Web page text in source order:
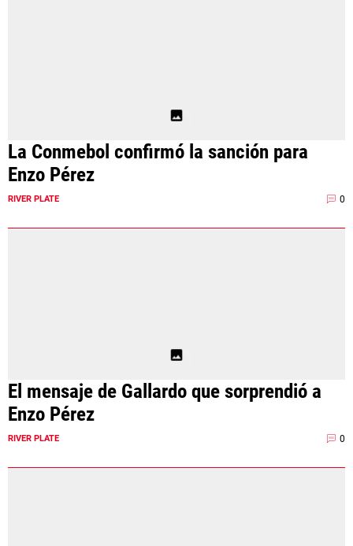
La Conmebol confirmó la sanción para
Enzo Pérez
RIVER PLATE 0
El mensaje de Gallardo que sorprendió a
Enzo Pérez
RIVER PLATE 0